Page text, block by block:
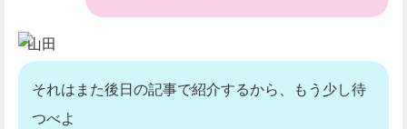
山田
それはまた後日の記事で紹介するから、もう少し待
つべよ